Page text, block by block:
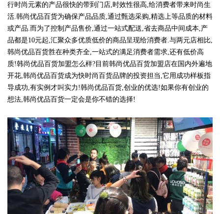
行时尚元素的产品很快的带到门店,时效性很高,给消费者带来时尚生
活.韩尚优品百货为确保产品品质,通过甄选采购,精选上等品质的材料
或产品.而为了控制产品售价,通过一站式配送,省去商品中间成本,产
品都是10元起,汇聚众多优质低价的商品呈现给消费者.与两元店相比,
韩尚优品百货胜在种类齐全,一站式的满足消费者需求,还有低价高
质!韩尚优品百货加盟怎么样?目前韩尚优品百货加盟店在国内外遍地
开花,韩尚优品百货成为快时尚百货品牌的投资担当,它用成功样板指
导成功,有实例才叫实力!韩尚优品百货,创业的优选!如果你有创业的
想法,韩尚优品百货一定会是你不错的选择!